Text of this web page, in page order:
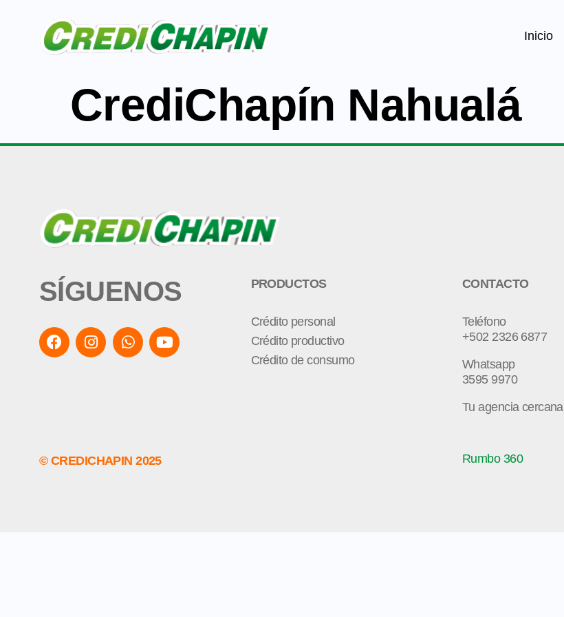
Inicio
CrediChapín Nahualá
SÍGUENOS PRODUCTOS
Crédito personal
Crédito productivo
Crédito de consumo
CONTACTO
Teléfono
+502 2326 6877
Whatsapp
3595 9970
Tu agencia cercana
© CREDICHAPIN 2025 Rumbo 360